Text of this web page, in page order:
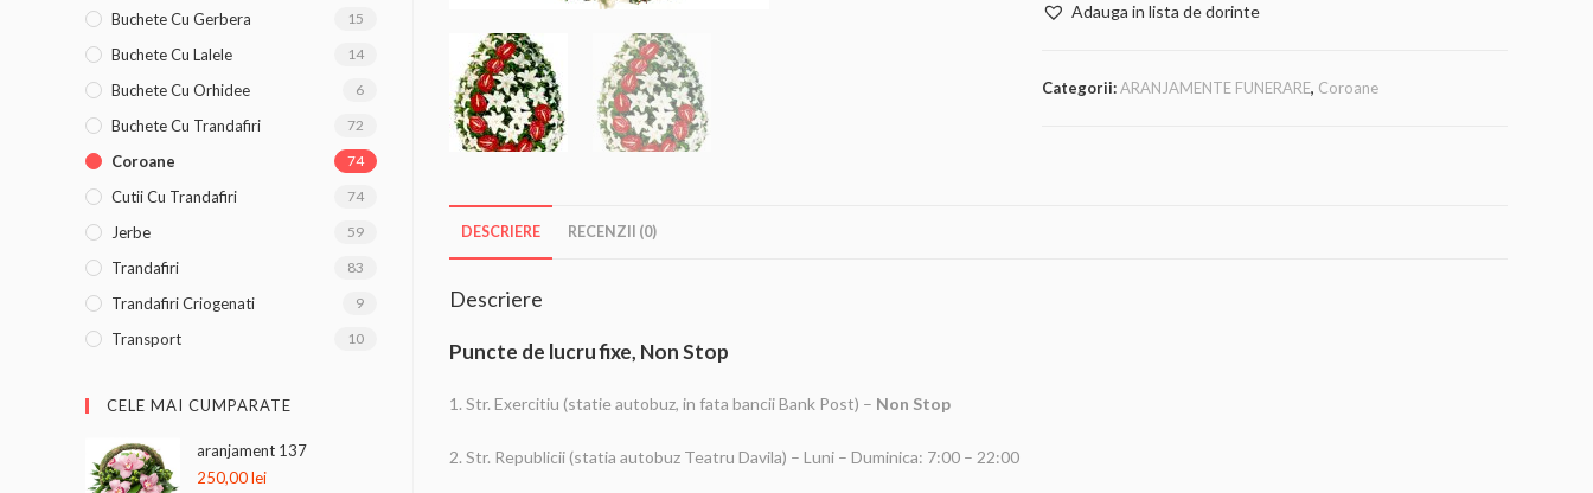
Adauga in lista de dorinte
Categorii:ARANJAMENTE FUNERARE, Coroane
DESCRIERE RECENZII (0)
Descriere
Puncte de lucru fixe, Non Stop
1. Str. Exercitiu (statie autobuz, in fata bancii Bank Post) – Non Stop
2. Str. Republicii (statia autobuz Teatru Davila) – Luni – Duminica: 7:00 – 22:00
Buchete Cu Gerbera 15
Buchete Cu Lalele 14
Buchete Cu Orhidee 6
Buchete Cu Trandafiri 72
Coroane 74
Cutii Cu Trandafiri 74
Jerbe 59
Trandafiri 83
Trandafiri Criogenati 9
Transport 10
CELE MAI CUMPARATE
aranjament 137
250,00lei